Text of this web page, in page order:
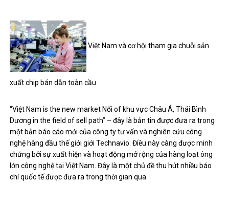
Việt Nam và cơ hội tham gia chuỗi sản
xuất chip bán dẫn toàn cầu
“Việt Nam is the new market Nổi of khu vực Châu Á, Thái Bình
Dương in the field of sell path” – đây là bản tin được đưa ra trong
một bản báo cáo mới của công ty tư vấn và nghiên cứu công
nghệ hàng đầu thế giới giới Technavio. Điều này càng được minh
chứng bởi sự xuất hiện và hoạt động mở rộng của hàng loạt ông
lớn công nghệ tại Việt Nam. Đây là một chủ đề thu hút nhiều báo
chí quốc tế được đưa ra trong thời gian qua.